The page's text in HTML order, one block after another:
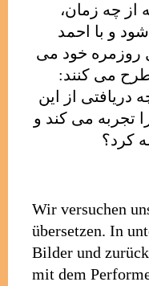
چه زمان،
و با احمد
روزمره خود می
می کنند:
دریافتی از این
تجربه می کند و
کرد؟
Wir versuchen
übersetzen. In
Bilder und
mit dem